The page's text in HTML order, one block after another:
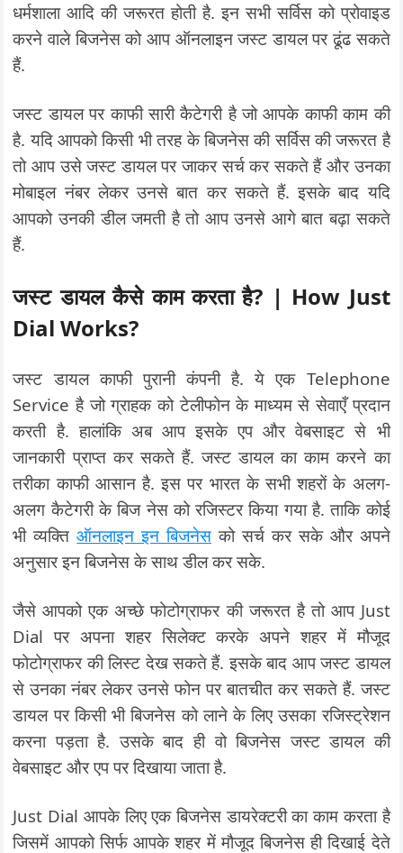
धर्मशाला आदि की जरूरत होती है. इन सभी सर्विस को प्रोवाइड
करने वाले बिजनेस को आप ऑनलाइन जस्ट डायल पर ढूंढ सकते
हैं.
जस्ट डायल पर काफी सारी कैटेगरी है जो आपके काफी काम की
है. यदि आपको किसी भी तरह के बिजनेस की सर्विस की जरूरत है
तो आप उसे जस्ट डायल पर जाकर सर्च कर सकते हैं और उनका
मोबाइल नंबर लेकर उनसे बात कर सकते हैं. इसके बाद यदि
आपको उनकी डील जमती है तो आप उनसे आगे बात बढ़ा सकते
हैं.
जस्ट डायल कैसे काम करता है? | How Just
Dial Works?
जस्ट डायल काफी पुरानी कंपनी है. ये एक Telephone
Service है जो ग्राहक को टेलीफोन के माध्यम से सेवाएँ प्रदान
करती है. हालांकि अब आप इसके एप और वेबसाइट से भी
जानकारी प्राप्त कर सकते हैं. जस्ट डायल का काम करने का
तरीका काफी आसान है. इस पर भारत के सभी शहरों के अलग-
अलग कैटेगरी के बिज नेस को रजिस्टर किया गया है. ताकि कोई
भी व्यक्तिऑनलाइन इन बिजनेस को सर्च कर सके और अपने
अनुसार इन बिजनेस के साथ डील कर सके.
जैसे आपको एक अच्छे फोटोग्राफर की जरूरत है तो आप Just
Dial पर अपना शहर सिलेक्ट करके अपने शहर में मौजूद
फोटोग्राफर की लिस्ट देख सकते हैं. इसके बाद आप जस्ट डायल
से उनका नंबर लेकर उनसे फोन पर बातचीत कर सकते हैं. जस्ट
डायल पर किसी भी बिजनेस को लाने के लिए उसका रजिस्ट्रेशन
करना पड़ता है. उसके बाद ही वो बिजनेस जस्ट डायल की
वेबसाइट और एप पर दिखाया जाता है.
Just Dial आपके लिए एक बिजनेस डायरेक्टरी का काम करता है
जिसमें आपको सिर्फ आपके शहर में मौजूद बिजनेस ही दिखाई देते